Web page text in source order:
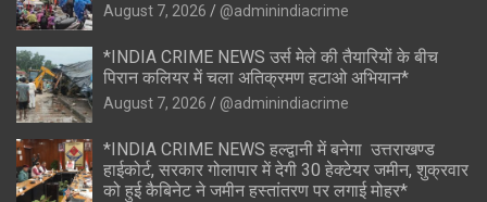
August 7, 2026 @adminindiacrime
*INDIA CRIME NEWS उर्स मेले की तैयारियों के बीच
पिरान कलियर में चला अतिक्रमण हटाओ अभियान*
August 7, 2026 @adminindiacrime
*INDIA CRIME NEWS हल्द्वानी में बनेगा उत्तराखण्ड
हाईकोर्ट, सरकार गोलापार में देगी 30 हेक्टेयर जमीन, शुक्रवार
को हुई कैबिनेट ने जमीन हस्तांतरण पर लगाई मोहर*